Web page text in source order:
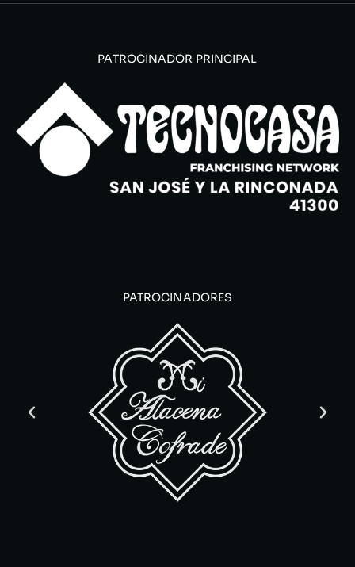
PATROCINADOR PRINCIPAL
PATROCINADORES